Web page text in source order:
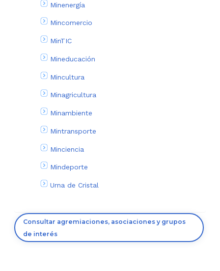
Minenergía
Mincomercio
MinTIC
Mineducación
Mincultura
Minagricultura
Minambiente
Mintransporte
Minciencia
Mindeporte
Urna de Cristal
Consultar agremiaciones, asociaciones y grupos
de interés